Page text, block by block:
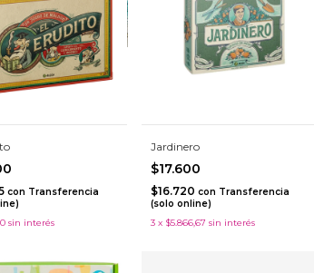
con Transferencia
sin interés
Jardinero
$17.600
$16.720 con Transferencia
(solo online)
3 x $5.866,67 sin interés